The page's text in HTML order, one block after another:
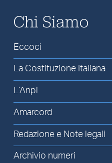
Chi Siamo
Eccoci
La Costituzione Italiana
L’Anpi
Amarcord
Redazione e Note legali
Archivio numeri